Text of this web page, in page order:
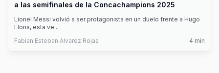
a las semifinales de la Concachampions 2025
Lionel Messi volvió a ser protagonista en un duelo frente a Hugo
Lloris, esta ve...
Fabian Esteban Alvarez Rojas
4 min